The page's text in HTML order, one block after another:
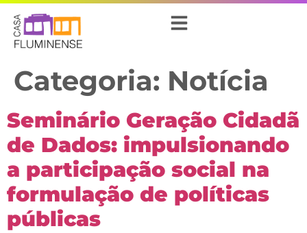
Categoria: Notícia
Seminário Geração Cidadã
de Dados: impulsionando
a participação social na
formulação de políticas
públicas